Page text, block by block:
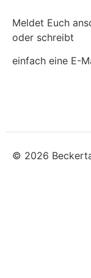
Meldet Euch
oder schreibt
einfach eine E-
© 2026